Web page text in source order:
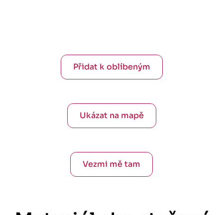
Přidat k oblíbeným
Ukázat na mapě
Vezmi mě tam